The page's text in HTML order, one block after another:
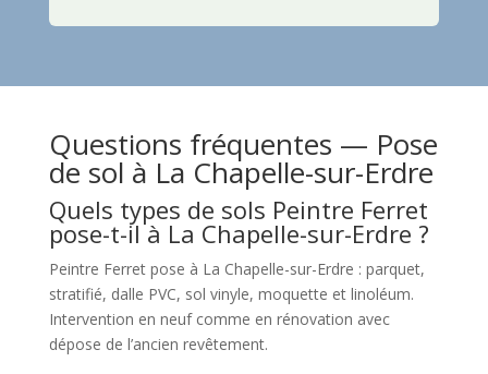
Questions fréquentes — Pose
de sol à La Chapelle-sur-Erdre
Quels types de sols Peintre Ferret
pose-t-il à La Chapelle-sur-Erdre ?
Peintre Ferret pose à La Chapelle-sur-Erdre : parquet,
stratifié, dalle PVC, sol vinyle, moquette et linoléum.
Intervention en neuf comme en rénovation avec
dépose de l’ancien revêtement.